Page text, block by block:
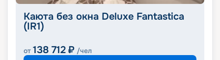
Каюта без окна Deluxe Fantastica
(IR1)
от 138 712 ₽ /чел